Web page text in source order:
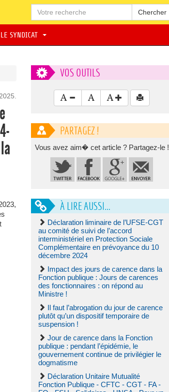
Chercher
LE SYNDICAT
VOS OUTILS
PARTAGEZ !
Vous avez aim� cet article ? Partagez-le !
À LIRE AUSSI...
Déclaration liminaire de l’UFSE-CGT
au comité de suivi de l’accord
interministériel en Protection Sociale
Complémentaire en prévoyance du 10
décembre 2024
Impact des jours de carence dans la
Fonction publique : Jours de carences
des fonctionnaires : on répond au
Ministre !
Il faut l’abrogation du jour de carence
plutôt qu’un dispositif temporaire de
suspension !
Jour de carence dans la Fonction
publique : pendant l’épidémie, le
gouvernement continue de privilégier le
dogmatisme
Déclaration Unitaire Mutualité
Fonction Publique - CFTC - CGT - FA -